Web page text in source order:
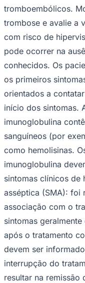
Bahia
tromboembólicos.
trombose e avalie a
com risco de
pode ocorrer na
conhecidos. Os
os primeiros
orientados a
início dos sintomas.
imunoglobulina
sanguíneos (por
como hemolisinas.
imunoglobulina
sintomas clínicos de
asséptica (SMA): foi
associação com o
sintomas
após o tratamento
devem ser
interrupção do
resultar na remissão